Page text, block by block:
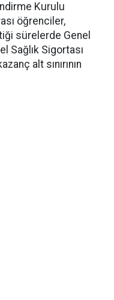
Kurulu
öğrenciler,
sürelerde Genel
Sağlık Sigortası
alt sınırının